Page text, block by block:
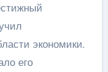
экономики.
его